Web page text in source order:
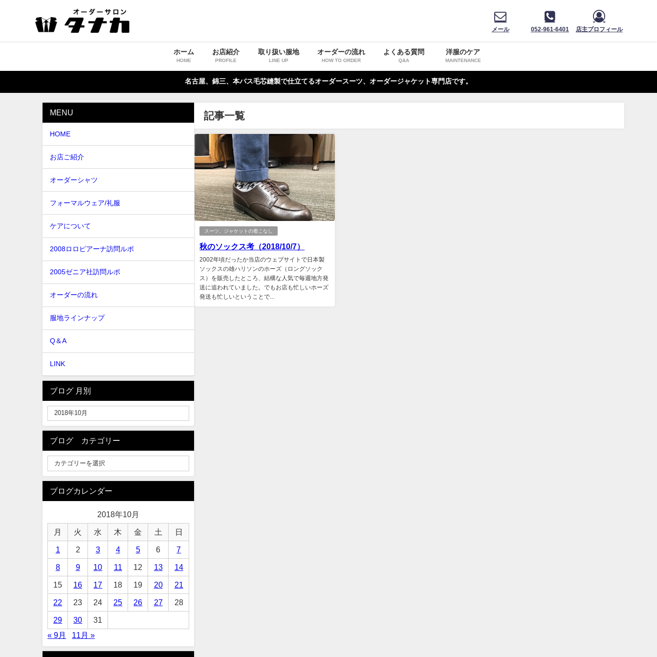
メール 052-961-6401 店主プロフィール
ホーム
HOME
お店紹介
PROFILE
取り扱い服地
LINE UP
オーダーの流れ
HOW TO ORDER
よくある質問
Q&A
洋服のケア
MAINTENANCE
名古屋、錦三、本バス毛芯縫製で仕立てるオーダースーツ、オーダージャケット専門店です。
記事一覧
スーツ、ジャケットの着こなし
秋のソックス考（2018/10/7）
2002年頃だったか当店のウェブサイトで日本製
ソックスの雄ハリソンのホーズ（ロングソック
ス）を販売したところ、結構な人気で毎週地方発
送に追われていました。でもお店も忙しいホーズ
発送も忙しいということで...
MENU
HOME
お店ご紹介
オーダーシャツ
フォーマルウェア/礼服
ケアについて
2008ロロピアーナ訪問ルポ
2005ゼニア社訪問ルポ
オーダーの流れ
服地ラインナップ
Q＆A
LINK
ブログ 月別
ブログ カテゴリー
ブログカレンダー
2018年10月
月 火 水 木 金 土 日
1 2 3 4 5 6 7
8 9 10 11 12 13 14
15 16 17 18 19 20 21
22 23 24 25 26 27 28
29 30
31
« 9月
11月 »